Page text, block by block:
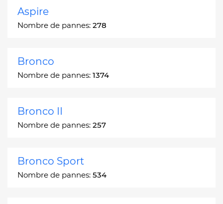
Aspire
Nombre de pannes: 278
Bronco
Nombre de pannes: 1374
Bronco II
Nombre de pannes: 257
Bronco Sport
Nombre de pannes: 534